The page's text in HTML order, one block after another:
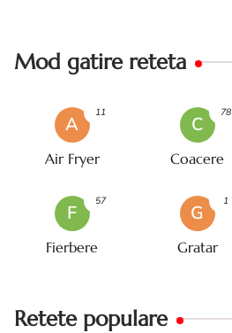
Mod gatire reteta
A
Air Fryer
11
C
Coacere
78
F
Fierbere
57
G
Gratar
1
Retete populare